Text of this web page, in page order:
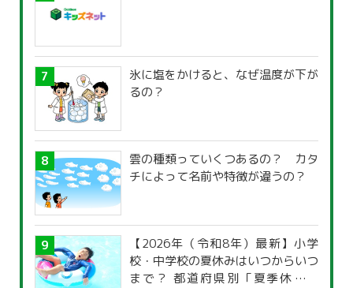
氷に塩をかけると、なぜ温度が下が
るの？
雲の種類っていくつあるの？ カタ
チによって名前や特徴が違うの？
【2026年（令和8年）最新】小学
校・中学校の夏休みはいつからいつ
まで？ 都道府県別「夏季休暇一